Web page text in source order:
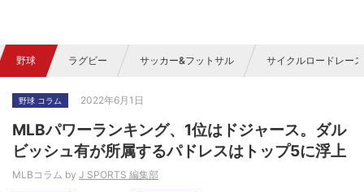
野球 ラグビー サッカー&フットサル サイクルロードレース
野球 コラム 2022年6月1日
MLBパワーランキング、1位はドジャース。ダル
ビッシュ有が所属するパドレスはトップ5に浮上
MLBコラム by J SPORTS 編集部